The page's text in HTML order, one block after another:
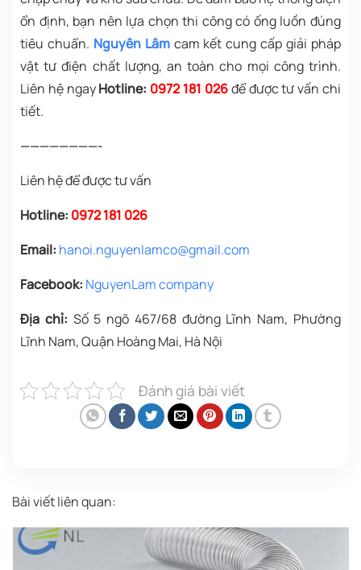
ổn định, bạn nên lựa chọn thi công có ống luồn đúng
tiêu chuẩn. Nguyên Lâmcam kết cung cấp giải pháp
vật tư điện chất lượng, an toàn cho mọi công trình.
Liên hệ ngayHotline: 0972 181 026để được tư vấn chi
tiết.
————————-
Liên hệ để được tư vấn
Hotline: 0972 181 026
Email: hanoi.nguyenlamco@gmail.com
Facebook: NguyenLam company
Địa chỉ: Số 5 ngõ 467/68 đường Lĩnh Nam, Phường
Lĩnh Nam, Quận Hoàng Mai, Hà Nội
Đánh giá bài viết
Bài viết liên quan: